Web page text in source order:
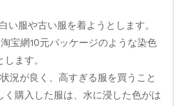
い服や古い服を着ようとします。
宝網10元パッケージのような染色
ます。
況が良く、高すぎる服を買うこと
く購入した服は、水に浸した色がは